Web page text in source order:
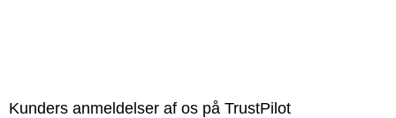
Kunders anmeldelser af os på TrustPilot